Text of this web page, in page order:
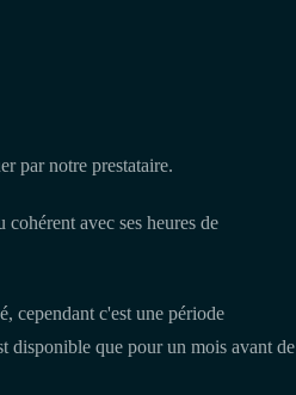
par notre prestataire.
avec ses heures de
cependant c'est une période
disponible que pour un mois avant de